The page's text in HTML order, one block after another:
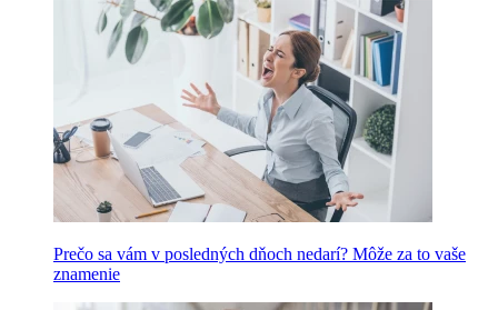
Prečo sa vám v posledných dňoch nedarí? Môže za to vaše
znamenie